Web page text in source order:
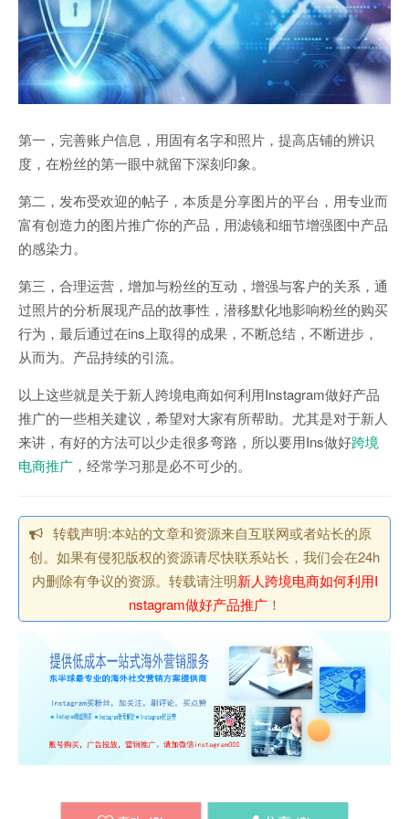
第一，完善账户信息，用固有名字和照片，提高店铺的辨识
度，在粉丝的第一眼中就留下深刻印象。
第二，发布受欢迎的帖子，本质是分享图片的平台，用专业而
富有创造力的图片推广你的产品，用滤镜和细节增强图中产品
的感染力。
第三，合理运营，增加与粉丝的互动，增强与客户的关系，通
过照片的分析展现产品的故事性，潜移默化地影响粉丝的购买
行为，最后通过在ins上取得的成果，不断总结，不断进步，
从而为。产品持续的引流。
以上这些就是关于新人跨境电商如何利用Instagram做好产品
推广的一些相关建议，希望对大家有所帮助。尤其是对于新人
来讲，有好的方法可以少走很多弯路，所以要用Ins做好跨境
电商推广 ，经常学习那是必不可少的。
转载声明:本站的文章和资源来自互联网或者站长的原
创。如果有侵犯版权的资源请尽快联系站长，我们会在24h
内删除有争议的资源。转载请注明新人跨境电商如何利用I
nstagram做好产品推广！